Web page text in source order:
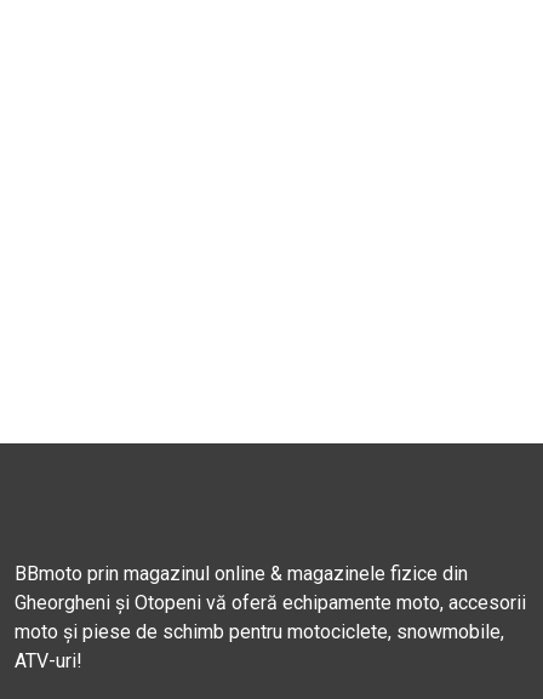
BBmoto prin magazinul online & magazinele fizice din
Gheorgheni și Otopeni vă oferă echipamente moto, accesorii
moto și piese de schimb pentru motociclete, snowmobile,
ATV-uri!